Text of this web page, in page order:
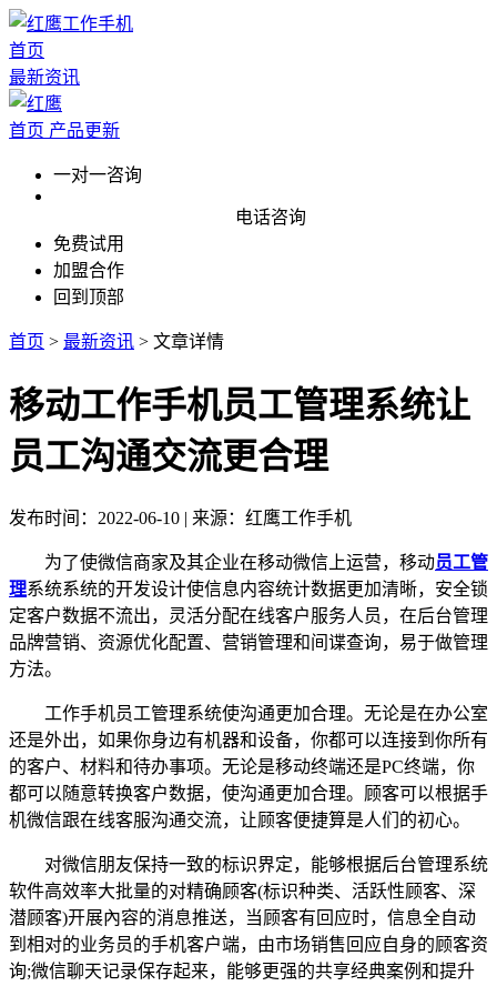
首页
最新资讯
首页 产品更新
一对一咨询
电话咨询
免费试用
加盟合作
回到顶部
首页 > 最新资讯 > 文章详情
移动工作手机员工管理系统让
员工沟通交流更合理
发布时间：2022-06-10 | 来源：红鹰工作手机
为了使微信商家及其企业在移动微信上运营，移动员工管
理系统系统的开发设计使信息内容统计数据更加清晰，安全锁
定客户数据不流出，灵活分配在线客户服务人员，在后台管理
品牌营销、资源优化配置、营销管理和间谍查询，易于做管理
方法。
工作手机员工管理系统使沟通更加合理。无论是在办公室
还是外出，如果你身边有机器和设备，你都可以连接到你所有
的客户、材料和待办事项。无论是移动终端还是PC终端，你
都可以随意转换客户数据，使沟通更加合理。顾客可以根据手
机微信跟在线客服沟通交流，让顾客便捷算是人们的初心。
对微信朋友保持一致的标识界定，能够根据后台管理系统
软件高效率大批量的对精确顾客(标识种类、活跃性顾客、深
潜顾客)开展內容的消息推送，当顾客有回应时，信息全自动
到相对的业务员的手机客户端，由市场销售回应自身的顾客资
询;微信聊天记录保存起来，能够更强的共享经典案例和提升